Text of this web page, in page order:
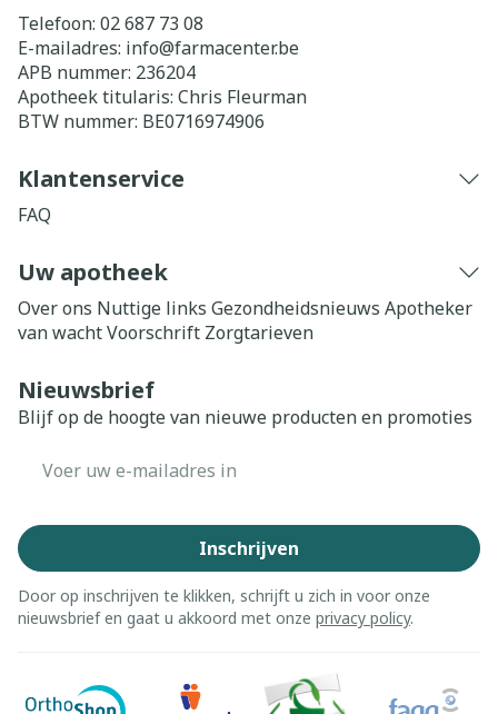
Telefoon: 02 687 73 08
E-mailadres: info@farmacenter.be
APB nummer: 236204
Apotheek titularis: Chris Fleurman
BTW nummer: BE0716974906
Klantenservice
FAQ
Uw apotheek
Over ons Nuttige links Gezondheidsnieuws Apotheker
van wachtVoorschrift Zorgtarieven
Nieuwsbrief
Blijf op de hoogte van nieuwe producten en promoties
Inschrijven
Door op inschrijven te klikken, schrijft u zich in voor onze
nieuwsbrief en gaat u akkoord met onze privacy policy.